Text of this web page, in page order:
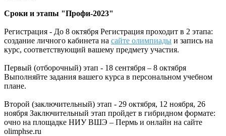
Сроки и этапы "Профи-2023"
Регистрация - До 8 октября Регистрация проходит в 2 этапа:
создание личного кабинета на сайте олимпиады и запись на
курс, соответствующий вашему предмету участия.
Первый (отборочный) этап - 18 сентября – 8 октября
Выполняйте задания вашего курса в персональном учебном
плане.
Второй (заключительный) этап - 29 октября, 12 ноября, 26
ноября Заключительный этап пройдет в гибридном формате:
очно на площадке НИУ ВШЭ – Пермь и онлайн на сайте
olimphse.ru